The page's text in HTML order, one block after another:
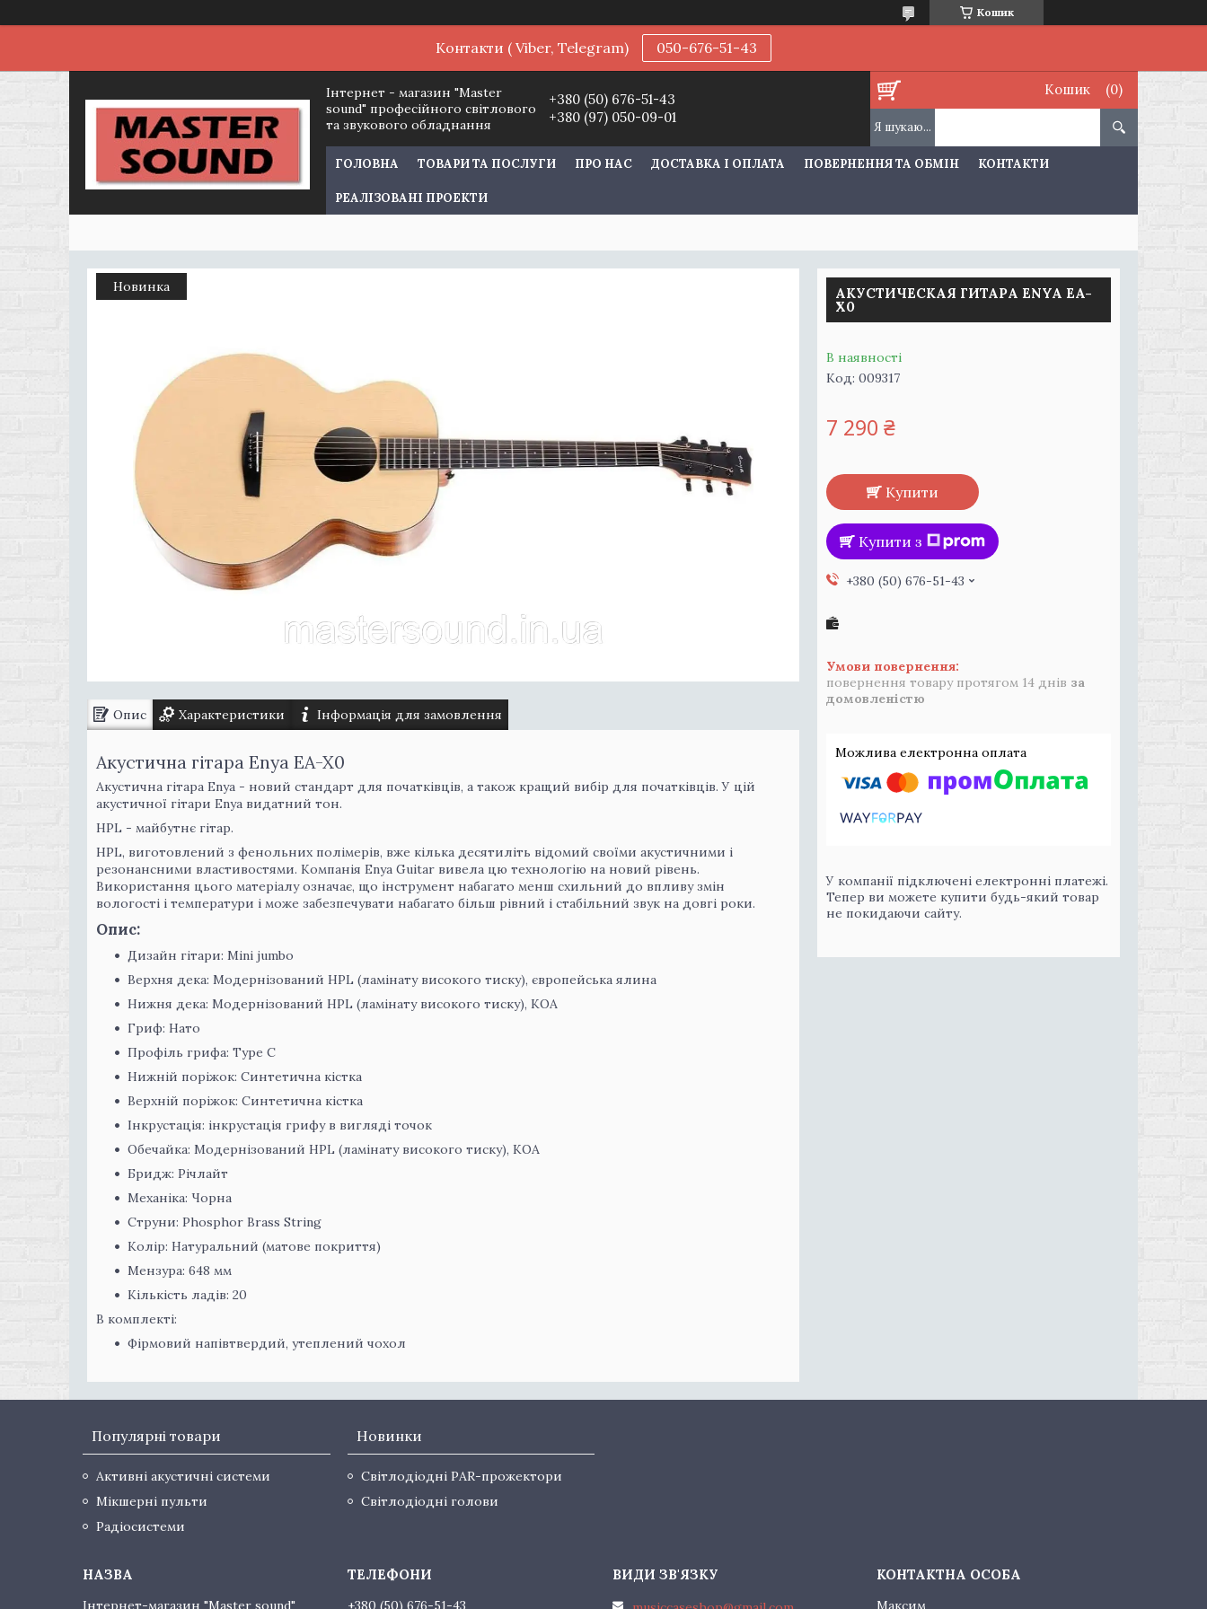
Кошик
Контакти ( Viber, Telegram) 050-676-51-43
Інтернет - магазин "Master
sound" професійного світлового
та звукового обладнання
+380 (50) 676-51-43
+380 (97) 050-09-01
Кошик
ГОЛОВНА ТОВАРИ ТА ПОСЛУГИ ПРО НАС ДОСТАВКА І ОПЛАТА ПОВЕРНЕННЯ ТА ОБМІН КОНТАКТИ
РЕАЛІЗОВАНІ ПРОЕКТИ
Новинка
Опис Характеристики Інформація для замовлення
Акустична гітара Enya EA-X0
Акустична гітара Enya - новий стандарт для початківців, а також кращий вибір для початківців. У цій
акустичної гітари Enya видатний тон.
HPL - майбутнє гітар.
HPL, виготовлений з фенольних полімерів, вже кілька десятиліть відомий своїми акустичними і
резонансними властивостями. Компанія Enya Guitar вивела цю технологію на новий рівень.
Використання цього матеріалу означає, що інструмент набагато менш схильний до впливу змін
вологості і температури і може забезпечувати набагато більш рівний і стабільний звук на довгі роки.
Опис:
Дизайн гітари: Mini jumbo
Верхня дека: Модернізований HPL (ламінату високого тиску), європейська ялина
Нижня дека: Модернізований HPL (ламінату високого тиску), KOA
Гриф: Нато
Профіль грифа: Type C
Нижній поріжок: Синтетична кістка
Верхній поріжок: Синтетична кістка
Інкрустація: інкрустація грифу в вигляді точок
Обечайка: Модернізований HPL (ламінату високого тиску), KOA
Бридж: Річлайт
Механіка: Чорна
Струни: Phosphor Brass String
Колір: Натуральний (матове покриття)
Мензура: 648 мм
Кількість ладів: 20
В комплекті:
Фірмовий напівтвердий, утеплений чохол
АКУСТИЧЕСКАЯ ГИТАРА ENYA EA-
X0
В наявності
Код: 009317
7 290 ₴
Купити
Купити з
+380 (50) 676-51-43
повернення товару протягом 14 днів за
домовленістю
У компанії підключені електронні платежі.
Тепер ви можете купити будь-який товар
не покидаючи сайту.
Популярні товари
Активні акустичні системи
Мікшерні пульти
Радіосистеми
Новинки
Світлодіодні PAR-прожектори
Світлодіодні голови
Інтернет-магазин "Master sound" +380 (50) 676-51-43 Максим